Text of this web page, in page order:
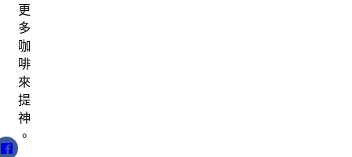
更
多
咖
啡
來
提
神
。